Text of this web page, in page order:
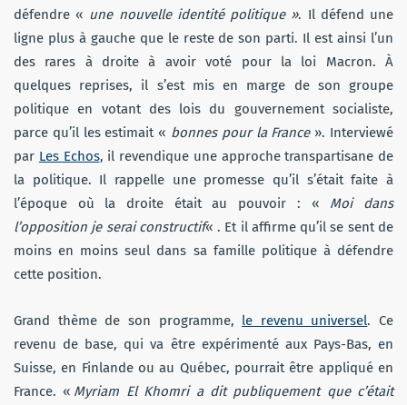
défendre « une nouvelle identité politique ». Il défend une
ligne plus à gauche que le reste de son parti. Il est ainsi l’un
des rares à droite à avoir voté pour la loi Macron. À
quelques reprises, il s’est mis en marge de son groupe
politique en votant des lois du gouvernement socialiste,
parce qu’il les estimait « bonnes pour la France ». Interviewé
par Les Echos, il revendique une approche transpartisane de
la politique. Il rappelle une promesse qu’il s’était faite à
l’époque où la droite était au pouvoir : « Moi dans
l’opposition je serai constructif« . Et il affirme qu’il se sent de
moins en moins seul dans sa famille politique à défendre
cette position.
Grand thème de son programme, le revenu universel. Ce
revenu de base, qui va être expérimenté aux Pays-Bas, en
Suisse, en Finlande ou au Québec, pourrait être appliqué en
France. « Myriam El Khomri a dit publiquement que c’était